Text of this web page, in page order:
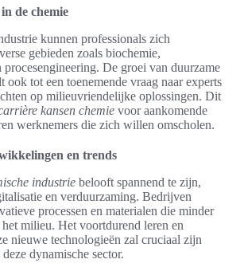
de chemie
kunnen professionals zich
gebieden zoals biochemie,
procesengineering. De groei van duurzame
ook tot een toenemende vraag naar experts
op milieuvriendelijke oplossingen. Dit
kansen chemie voor aankomende
werknemers die zich willen omscholen.
en trends
industrie belooft spannend te zijn,
en verduurzaming. Bedrijven
processen en materialen die minder
milieu. Het voortdurend leren en
nieuwe technologieën zal cruciaal zijn
dynamische sector.